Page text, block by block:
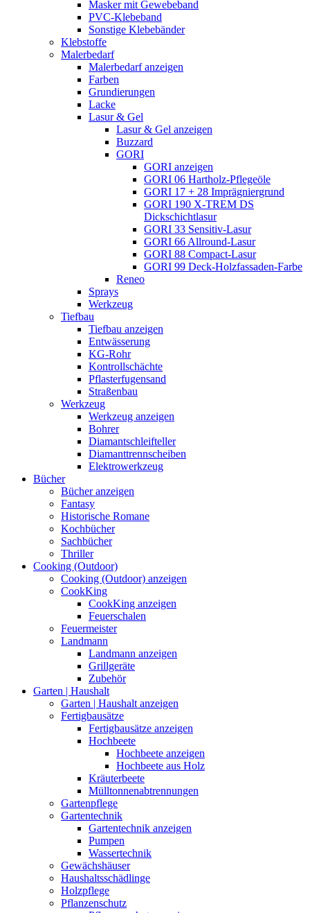
Masker mit Gewebeband
PVC-Klebeband
Sonstige Klebebänder
Klebstoffe
Malerbedarf
Malerbedarf anzeigen
Farben
Grundierungen
Lacke
Lasur & Gel
Lasur & Gel anzeigen
Buzzard
GORI
GORI anzeigen
GORI 06 Hartholz-Pflegeöle
GORI 17 + 28 Imprägniergrund
GORI 190 X-TREM DS
Dickschichtlasur
GORI 33 Sensitiv-Lasur
GORI 66 Allround-Lasur
GORI 88 Compact-Lasur
GORI 99 Deck-Holzfassaden-Farbe
Reneo
Sprays
Werkzeug
Tiefbau
Tiefbau anzeigen
Entwässerung
KG-Rohr
Kontrollschächte
Pflasterfugensand
Straßenbau
Werkzeug
Werkzeug anzeigen
Bohrer
Diamantschleifteller
Diamanttrennscheiben
Elektrowerkzeug
Bücher
Bücher anzeigen
Fantasy
Historische Romane
Kochbücher
Sachbücher
Thriller
Cooking (Outdoor)
Cooking (Outdoor) anzeigen
CookKing
CookKing anzeigen
Feuerschalen
Feuermeister
Landmann
Landmann anzeigen
Grillgeräte
Zubehör
Garten | Haushalt
Garten | Haushalt anzeigen
Fertigbausätze
Fertigbausätze anzeigen
Hochbeete
Hochbeete anzeigen
Hochbeete aus Holz
Kräuterbeete
Mülltonnenabtrennungen
Gartenpflege
Gartentechnik
Gartentechnik anzeigen
Pumpen
Wassertechnik
Gewächshäuser
Haushaltsschädlinge
Holzpflege
Pflanzenschutz